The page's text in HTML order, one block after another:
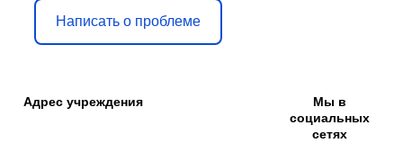
Написать о проблеме
Адрес учреждения
Мы в
социальных
сетях